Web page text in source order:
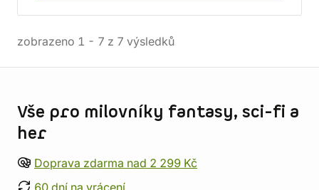
zobrazeno 1 - 7 z 7 výsledků
Vše pro milovníky fantasy, sci-fi a
her
Doprava zdarma nad 2 299 Kč
60 dní na vrácení